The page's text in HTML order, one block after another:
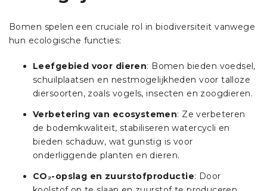
Bomen spelen een cruciale rol in biodiversiteit vanwege
hun ecologische functies:
Leefgebied voor dieren: Bomen bieden voedsel,
schuilplaatsen en nestmogelijkheden voor talloze
diersoorten, zoals vogels, insecten en zoogdieren.
Verbetering van ecosystemen: Ze verbeteren
de bodemkwaliteit, stabiliseren watercycli en
bieden schaduw, wat gunstig is voor
onderliggende planten en dieren.
CO₂-opslag en zuurstofproductie: Door